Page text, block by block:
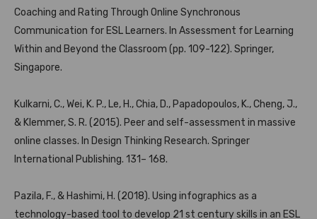
Coaching and Rating Through Online Synchronous
Communication for ESL Learners. In Assessment for Learning
Within and Beyond the Classroom (pp. 109-122). Springer,
Singapore.
Kulkarni, C., Wei, K. P., Le, H., Chia, D., Papadopoulos, K., Cheng, J.,
& Klemmer, S. R. (2015). Peer and self-assessment in massive
online classes. In Design Thinking Research. Springer
International Publishing. 131– 168.
Pazila, F., & Hashimi, H. (2018). Using infographics as a
technology-based tool to develop 21 st century skills in an ESL